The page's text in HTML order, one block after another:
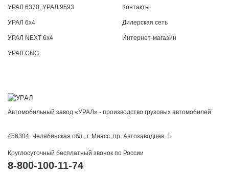
УРАЛ 6370, УРАЛ 9593
УРАЛ 6x4
УРАЛ NEXT 6x4
УРАЛ CNG
Контакты
Дилерская сеть
Интернет-магазин
Автомобильный завод «УРАЛ» - производство грузовых автомобилей
456304, Челябинская обл., г. Миасс, пр. Автозаводцев, 1
Круглосуточный бесплатный звонок по России
8-800-100-11-74